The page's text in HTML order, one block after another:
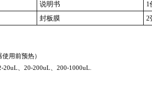
说明书
1
封板膜 2
使用前预热）
20uL、20-200uL、200-1000uL.